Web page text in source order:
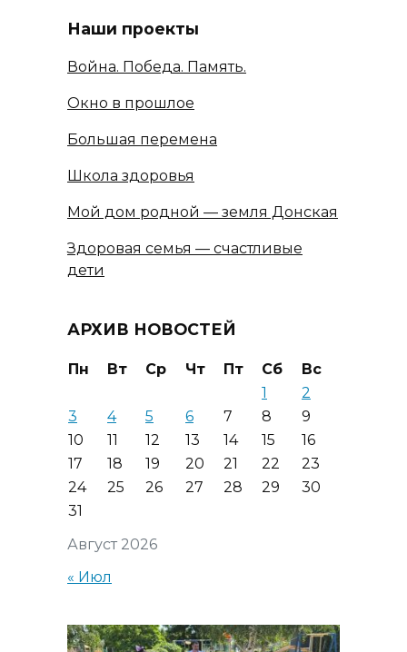
Наши проекты
Война. Победа. Память.
Окно в прошлое
Большая перемена
Школа здоровья
Мой дом родной — земля Донская
Здоровая семья — счастливые
дети
АРХИВ НОВОСТЕЙ
Август 2026
Пн Вт Ср Чт Пт Сб
Вс
1
2
3
4 5 6 7 8
9
10
11 12 13 14 15
16
17
18 19 20 21 22
23
24
25 26 27 28 29
30
31
« Июл